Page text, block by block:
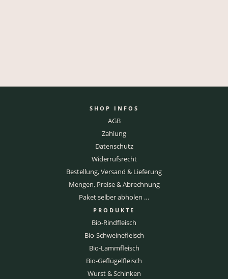
SHOP INFOS
AGB
Zahlung
Datenschutz
Widerrufsrecht
Bestellung, Versand & Lieferung
Mengen, Preise & Abrechnung
Paket selber abholen …
PRODUKTE
Bio-Rindfleisch
Bio-Schweinefleisch
Bio-Lammfleisch
Bio-Geflügelfleisch
Wurst & Schinken